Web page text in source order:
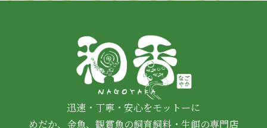
迅速・丁寧・安心をモットーに
めだか、金魚、観賞魚の飼育飼料・生餌の専門店